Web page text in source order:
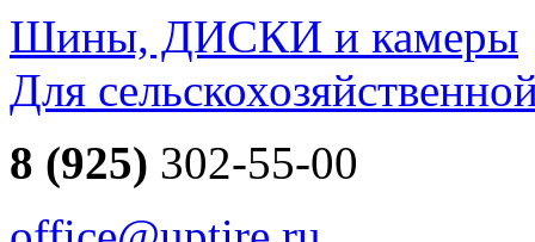
Шины, ДИСКИ и камеры
Для
8 (925) 302-55-00